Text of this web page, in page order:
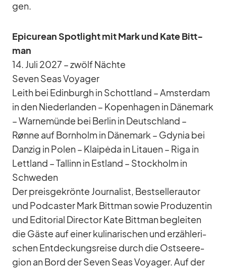
gen.
Epi­cu­rean Spot­light mit Mark und Kate Bitt­
man
14. Juli 2027 – zwölf Nächte
Se­ven Seas Voy­a­ger
Leith bei Edin­burgh in Schott­land – Ams­ter­dam
in den Nie­der­lan­den – Ko­pen­ha­gen in Dä­ne­mark
– War­ne­münde bei Ber­lin in Deutsch­land –
Rønne auf Born­holm in Dä­ne­mark – Gdy­nia bei
Dan­zig in Po­len – Klaipėda in Li­tauen – Riga in
Lett­land – Tal­linn in Est­land – Stock­holm in
Schwe­den
Der preis­ge­krönte Jour­na­list, Best­sel­ler­au­tor
und Pod­cas­ter Mark Bitt­man so­wie Pro­du­zen­tin
und Edi­to­rial Di­rec­tor Kate Bitt­man be­glei­ten
die Gäste auf ei­ner ku­li­na­ri­schen und er­zäh­le­ri­
schen Ent­de­ckungs­reise durch die Ost­see­re­
gion an Bord der Se­ven Seas Voy­a­ger. Auf der